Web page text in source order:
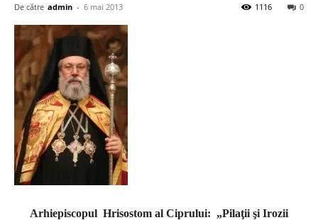
De către admin - 6 mai 2013 0
1116
Arhiepiscopul Hrisostom al Ciprului: „Pilaţii şi Irozii